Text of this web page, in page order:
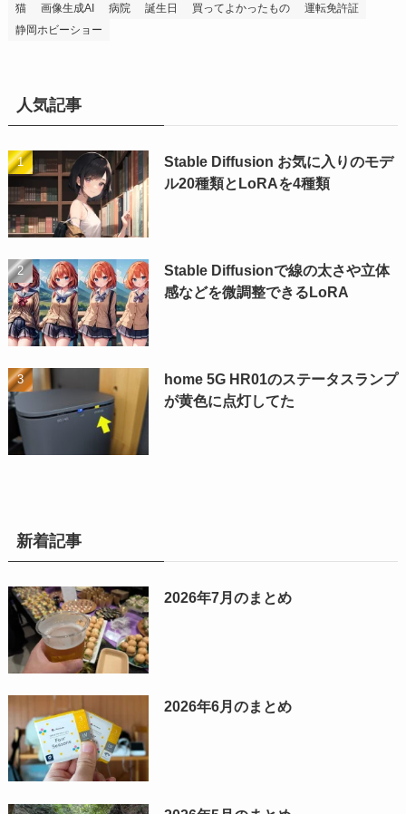
猫
画像生成AI 病院 誕生日 買ってよかったもの
運転免許証
静岡ホビーショー
人気記事
Stable Diffusion お気に入りのモデ
ル20種類とLoRAを4種類
Stable Diffusionで線の太さや立体
感などを微調整できるLoRA
home 5G HR01のステータスランプ
が黄色に点灯してた
新着記事
2026年7月のまとめ
2026年6月のまとめ